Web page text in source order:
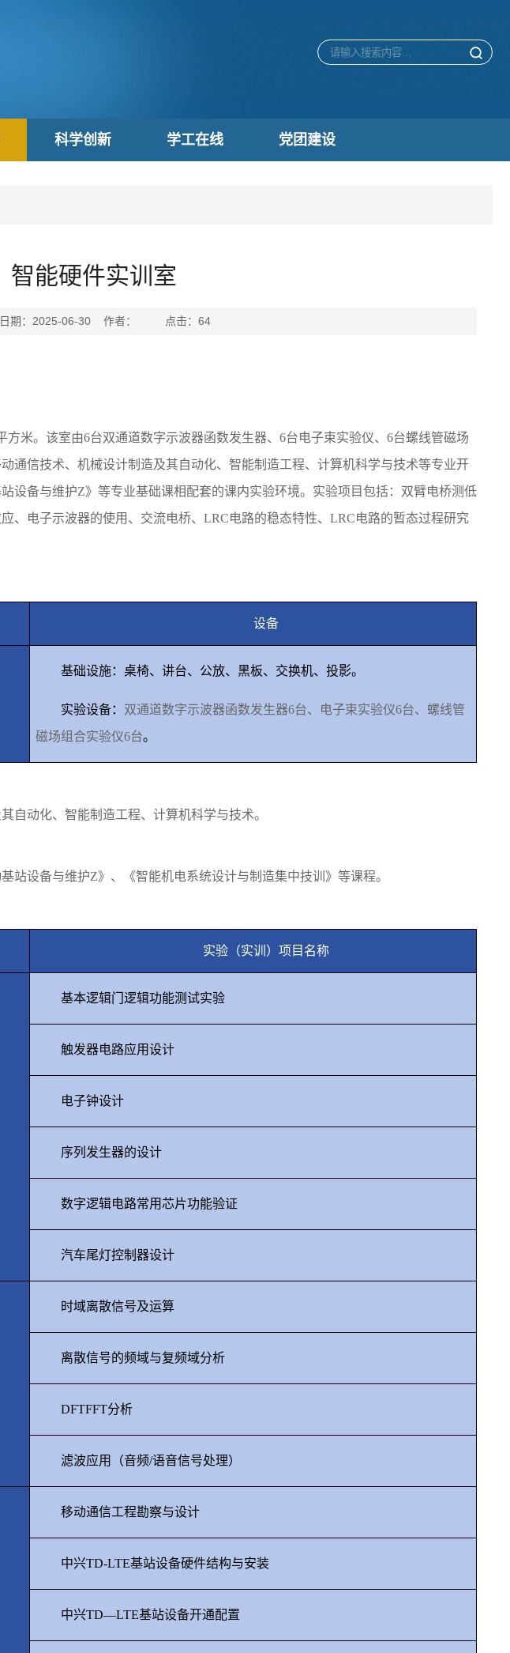
科学创新 学工在线 党团建设
智能硬件实训室
日期：2025-06-30 作者： 点击： 64
方米。该室由6台双通道数字示波器函数发生器、 6台电子束实验仪、 6台螺线管磁场
通信技术、机械设计制造及其自动化、智能制造工程、计算机科学与技术等专业开
设备与维护Z》等专业基础课相配套的课内实验环境。实验项目包括：双臂电桥测低
、电子示波器的使用、交流电桥、 LRC电路的稳态特性、 LRC电路的暂态过程研究
设备
基础设施：桌椅、讲台、公放、黑板、交换机、投影。
实验设备： 双通道数字示波器函数发生器6台、电子束实验仪6台、螺线管
磁场组合实验仪6台。
自动化、智能制造工程、计算机科学与技术。
站设备与维护Z》、《智能机电系统设计与制造集中技训》等课程。
实验（实训）项目名称
基本逻辑门逻辑功能测试实验
触发器电路应用设计
电子钟设计
序列发生器的设计
数字逻辑电路常用芯片功能验证
汽车尾灯控制器设计
时域离散信号及运算
离散信号的频域与复频域分析
DFTFFT分析
滤波应用（音频/语音信号处理）
移动通信工程勘察与设计
中兴TD-LTE基站设备硬件结构与安装
中兴TD—LTE基站设备开通配置